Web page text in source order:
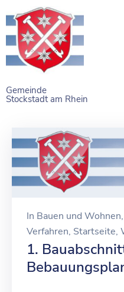
Gemeinde
Stockstadt am Rhein
STARTSEITE
BÜRGERSERVICE
EINRICHTUNGEN
NAHERHOLUNG
FREIZEITEINRICHTUNGEN
VEREINE
In Bauen und Wohnen‚
Verfahren‚ Startseite‚
1.